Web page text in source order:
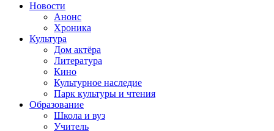
Новости
Анонс
Хроника
Культура
Дом актёра
Литература
Кино
Культурное наследие
Парк культуры и чтения
Образование
Школа и вуз
Учитель